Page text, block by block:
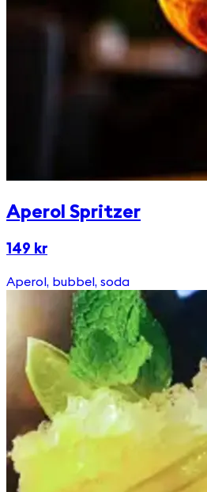
Aperol Spritzer
149 kr
Aperol, bubbel, soda